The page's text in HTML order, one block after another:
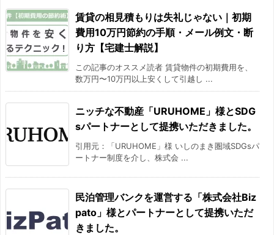
賃貸の相見積もりは失礼じゃない｜初期
費用10万円節約の手順・メール例文・断
り方【宅建士解説】
この記事のオススメ読者 賃貸物件の初期費用を、
数万円〜10万円以上安くして引越し ...
ニッチな不動産「URUHOME」様とSDG
sパートナーとして提携いただきました。
引用元：「URUHOME」様 いしのまき圏域SDGsパ
ートナー制度を介し、株式会 ...
民泊管理バンクを運営する「株式会社Biz
pato」様とパートナーとして提携いただ
きました。